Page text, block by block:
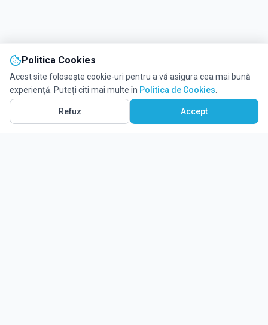
Politica Cookies
Acest site folosește cookie-uri pentru a vă asigura cea mai bună
experiență. Puteți citi mai multe în Politica de Cookies
Refuz Accept